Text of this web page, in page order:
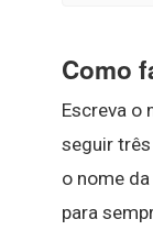
Como
Escreva o
seguir três
o nome
para